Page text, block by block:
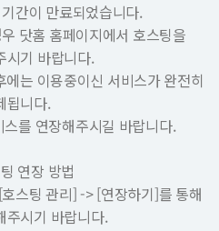
간이 만료되었습니다.
닷홈 홈페이지에서 호스팅을
시기 바랍니다.
는 이용중이신 서비스가 완전히
됩니다.
를 연장해주시길 바랍니다.
연장 방법
스팅 관리] -> [연장하기]를 통해
주시기 바랍니다.